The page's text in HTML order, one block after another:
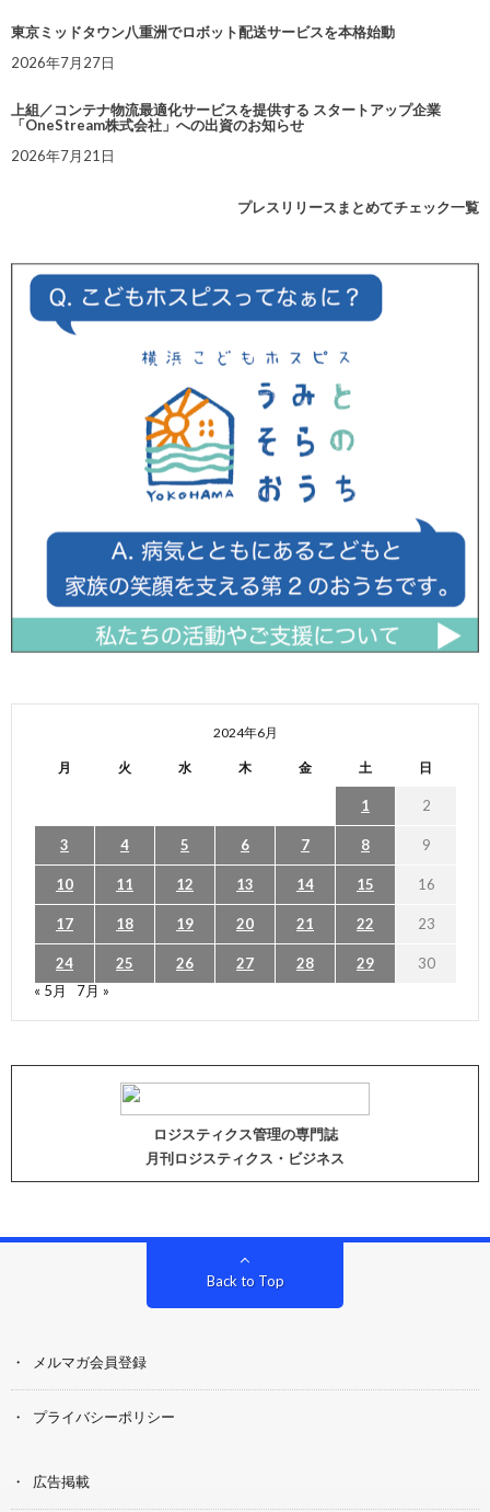
東京ミッドタウン八重洲でロボット配送サービスを本格始動
2026年7月27日
上組／コンテナ物流最適化サービスを提供する スタートアップ企業
「OneStream株式会社」への出資のお知らせ
2026年7月21日
プレスリリースまとめてチェック一覧
2024年6月
月 火 水 木 金 土 日
1 2
3 4 5 6 7 8 9
10 11 12 13 14 15 16
17 18 19 20 21 22 23
24 25 26 27 28 29
30
« 5月
7月 »
ロジスティクス管理の専門誌
月刊ロジスティクス・ビジネス
Back to Top
メルマガ会員登録
プライバシーポリシー
広告掲載